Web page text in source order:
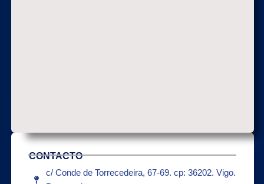
CONTACTO
c/ Conde de Torrecedeira, 67-69. cp: 36202. Vigo.